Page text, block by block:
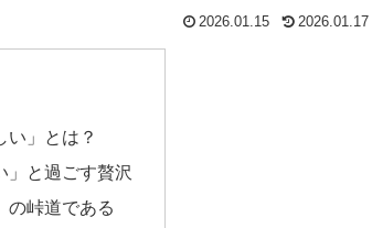
2026.01.15 2026.01.17
い」とは？
」と過ごす贅沢
の峠道である